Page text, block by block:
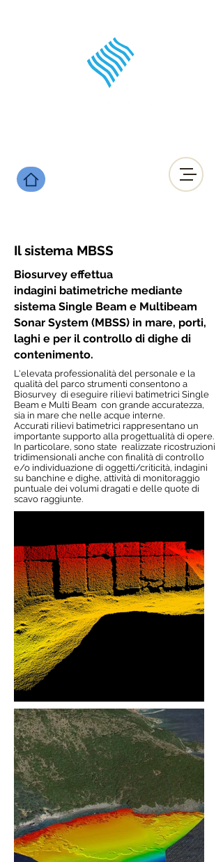
Il sistema MBSS
indagini ambientali e archeologiche,
Posidonia oceanica, riforestazione
posidonia, rilievi batimetri
Biosurvey effettua
indagini batimetriche mediante
sistema Single Beam e Multibeam
Sonar System (MBSS) in mare, porti,
laghi e per il controllo di dighe di
contenimento.
L'elevata professionalità del personale e la
qualità del parco strumenti consentono a
Biosurvey di eseguire rilievi batimetrici Single
Beam e Multi Beam con grande accuratezza,
sia in mare che nelle acque interne.
Accurati rilievi batimetrici rappresentano un
importante supporto alla progettualità di opere.
In particolare, sono state realizzate ricostruzioni
tridimensionali anche con finalità di controllo
e/o individuazione di oggetti/criticità, indagini
su banchine e dighe, attività di monitoraggio
puntuale dei volumi dragati e delle quote di
scavo raggiunte.